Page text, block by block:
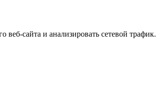
сайта и анализировать сетевой трафик.